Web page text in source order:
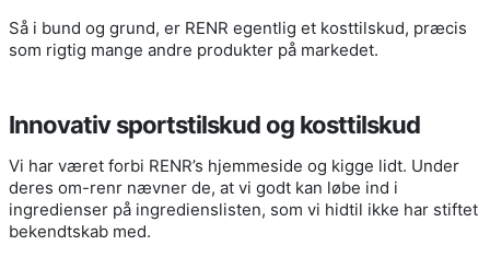
Så i bund og grund, er RENR egentlig et kosttilskud, præcis
som rigtig mange andre produkter på markedet.
Innovativ sportstilskud og kosttilskud
Vi har været forbi RENR’s hjemmeside og kigge lidt. Under
deres om-renr nævner de, at vi godt kan løbe ind i
ingredienser på ingredienslisten, som vi hidtil ikke har stiftet
bekendtskab med.